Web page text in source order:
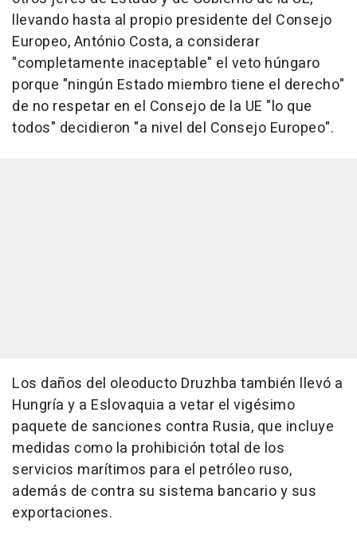
llevando hasta al propio presidente del Consejo
Europeo, António Costa, a considerar
"completamente inaceptable" el veto húngaro
porque "ningún Estado miembro tiene el derecho"
de no respetar en el Consejo de la UE "lo que
todos" decidieron "a nivel del Consejo Europeo".
Los daños del oleoducto Druzhba también llevó a
Hungría y a Eslovaquia a vetar el vigésimo
paquete de sanciones contra Rusia, que incluye
medidas como la prohibición total de los
servicios marítimos para el petróleo ruso,
además de contra su sistema bancario y sus
exportaciones.